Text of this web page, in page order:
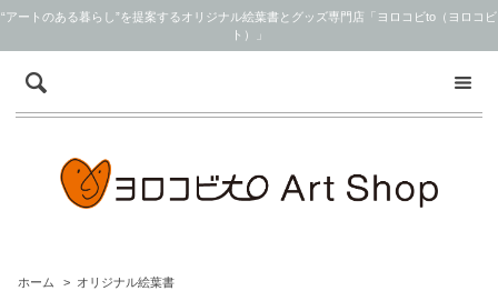
“アートのある暮らし”を提案するオリジナル絵葉書とグッズ専門店「ヨロコビto（ヨロコビ
ト）」
ホーム > オリジナル絵葉書